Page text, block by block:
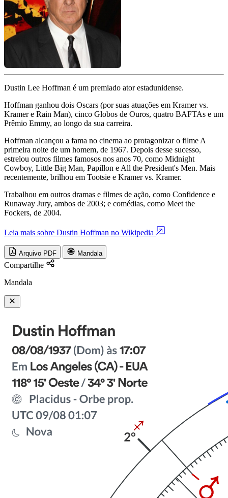
Dustin Lee Hoffman é um premiado ator estadunidense.
Hoffman ganhou dois Oscars (por suas atuações em Kramer vs.
Kramer e Rain Man), cinco Globos de Ouros, quatro BAFTAs e um
Prêmio Emmy, ao longo da sua carreira.
Hoffman alcançou a fama no cinema ao protagonizar o filme A
primeira noite de um homem, de 1967. Depois desse sucesso,
estrelou outros filmes famosos nos anos 70, como Midnight
Cowboy, Little Big Man, Papillon e All the President's Men. Mais
recentemente, brilhou em Tootsie e Kramer vs. Kramer.
Trabalhou em outros dramas e filmes de ação, como Confidence e
Runaway Jury, ambos de 2003; e comédias, como Meet the
Fockers, de 2004.
Leia mais sobre Dustin Hoffman no Wikipedia
Arquivo PDF Mandala
Compartilhe
Mandala